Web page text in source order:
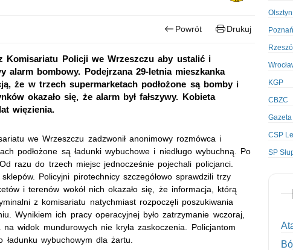
Powrót Drukuj
Policji we Wrzeszczu aby ustalić i
alarm bombowy. Podejrzana 29-letnia mieszkanka
że w trzech supermarketach podłożone są bomby i
okazało się, że alarm był fałszywy. Kobieta
więzienia.
we Wrzeszczu zadzwonił anonimowy rozmówca i
podłożone są ładunki wybuchowe i niedługo wybuchną. Po
razu do trzech miejsc jednocześnie pojechali policjanci.
Policyjni pirotechnicy szczegółowo sprawdzili trzy
i terenów wokół nich okazało się, że informacja, którą
z komisariatu natychmiast rozpoczęli poszukiwania
Wynikiem ich pracy operacyjnej było zatrzymanie wczoraj,
widok mundurowych nie kryła zaskoczenia. Policjantom
ładunku wybuchowym dla żartu.
Olsztyn
Poznań
KGP
CBZC
CSP
SP